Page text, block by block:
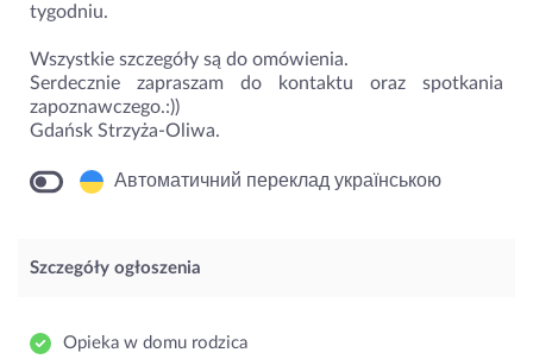
tygodniu.
Wszystkie szczegóły są do omówienia.
Serdecznie zapraszam do kontaktu oraz spotkania
zapoznawczego.:))
Gdańsk Strzyża-Oliwa.
Автоматичний переклад українською
Szczegóły ogłoszenia
Opieka w domu rodzica